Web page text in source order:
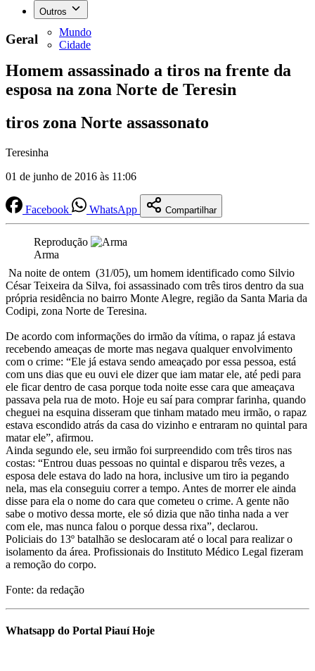
Outros
Mundo
Cidade
Geral
Homem assassinado a tiros na frente da
esposa na zona Norte de Teresin
tiros zona Norte assassonato
Teresinha
01 de junho de 2016 às 11:06
Facebook WhatsApp Compartilhar
Reprodução
Arma
Na noite de ontem (31/05), um homem identificado como Silvio
César Teixeira da Silva, foi assassinado com três tiros dentro da sua
própria residência no bairro Monte Alegre, região da Santa Maria da
Codipi, zona Norte de Teresina.
De acordo com informações do irmão da vítima, o rapaz já estava
recebendo ameaças de morte mas negava qualquer envolvimento
com o crime: “Ele já estava sendo ameaçado por essa pessoa, está
com uns dias que eu ouvi ele dizer que iam matar ele, até pedi para
ele ficar dentro de casa porque toda noite esse cara que ameaçava
passava pela rua de moto. Hoje eu saí para comprar farinha, quando
cheguei na esquina disseram que tinham matado meu irmão, o rapaz
estava escondido atrás da casa do vizinho e entraram no quintal para
matar ele”, afirmou.
Ainda segundo ele, seu irmão foi surpreendido com três tiros nas
costas: “Entrou duas pessoas no quintal e disparou três vezes, a
esposa dele estava do lado na hora, inclusive um tiro ia pegando
nela, mas ela conseguiu correr a tempo. Antes de morrer ele ainda
disse para ela o nome do cara que cometeu o crime. A gente não
sabe o motivo dessa morte, ele só dizia que não tinha nada a ver
com ele, mas nunca falou o porque dessa rixa”, declarou.
Policiais do 13º batalhão se deslocaram até o local para realizar o
isolamento da área. Profissionais do Instituto Médico Legal fizeram
a remoção do corpo.
Fonte: da redação
Whatsapp do Portal Piauí Hoje